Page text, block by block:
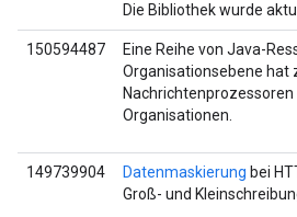
Die Bibliothek wurde
150594487
Eine Reihe von Java-
Organisationsebene hat
Organisationen.
149739904 Datenmaskierung bei
Groß- und